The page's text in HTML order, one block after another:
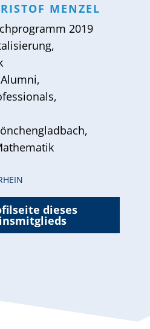
MENZEL
2019
,
Alumni,
,
,
dieses